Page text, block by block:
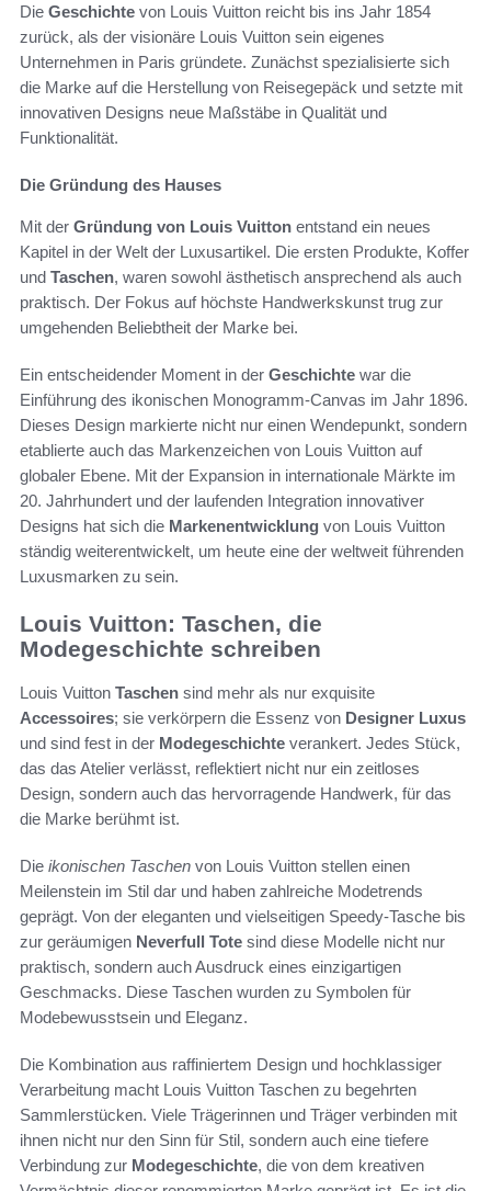
Die Geschichte von Louis Vuitton reicht bis ins Jahr 1854
zurück, als der visionäre Louis Vuitton sein eigenes
Unternehmen in Paris gründete. Zunächst spezialisierte sich
die Marke auf die Herstellung von Reisegepäck und setzte mit
innovativen Designs neue Maßstäbe in Qualität und
Funktionalität.
Die Gründung des Hauses
Mit der Gründung von Louis Vuitton entstand ein neues
Kapitel in der Welt der Luxusartikel. Die ersten Produkte, Koffer
und Taschen, waren sowohl ästhetisch ansprechend als auch
praktisch. Der Fokus auf höchste Handwerkskunst trug zur
umgehenden Beliebtheit der Marke bei.
Ein entscheidender Moment in der Geschichte war die
Einführung des ikonischen Monogramm-Canvas im Jahr 1896.
Dieses Design markierte nicht nur einen Wendepunkt, sondern
etablierte auch das Markenzeichen von Louis Vuitton auf
globaler Ebene. Mit der Expansion in internationale Märkte im
20. Jahrhundert und der laufenden Integration innovativer
Designs hat sich die Markenentwicklung von Louis Vuitton
ständig weiterentwickelt, um heute eine der weltweit führenden
Luxusmarken zu sein.
Louis Vuitton: Taschen, die
Modegeschichte schreiben
Louis Vuitton Taschen sind mehr als nur exquisite
Accessoires; sie verkörpern die Essenz von Designer Luxus
und sind fest in der Modegeschichte verankert. Jedes Stück,
das das Atelier verlässt, reflektiert nicht nur ein zeitloses
Design, sondern auch das hervorragende Handwerk, für das
die Marke berühmt ist.
Die ikonischen Taschen von Louis Vuitton stellen einen
Meilenstein im Stil dar und haben zahlreiche Modetrends
geprägt. Von der eleganten und vielseitigen Speedy-Tasche bis
zur geräumigen Neverfull Tote sind diese Modelle nicht nur
praktisch, sondern auch Ausdruck eines einzigartigen
Geschmacks. Diese Taschen wurden zu Symbolen für
Modebewusstsein und Eleganz.
Die Kombination aus raffiniertem Design und hochklassiger
Verarbeitung macht Louis Vuitton Taschen zu begehrten
Sammlerstücken. Viele Trägerinnen und Träger verbinden mit
ihnen nicht nur den Sinn für Stil, sondern auch eine tiefere
Verbindung zur Modegeschichte, die von dem kreativen